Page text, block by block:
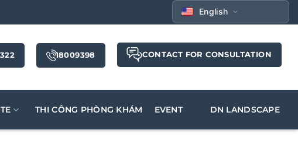
English
18009398 CONTACT FOR CONSULTATION
THI CÔNG PHÒNG KHÁM EVENT DN LANDSCAPE